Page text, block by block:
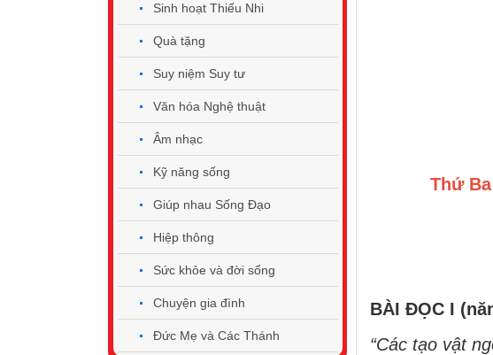
Thứ
BÀI ĐỌC I
“Các tạo vật
Sinh hoạt Thiếu Nhi
Quà tặng
Suy niệm Suy tư
Văn hóa Nghệ thuật
Âm nhạc
Kỹ năng sống
Giúp nhau Sống Đạo
Hiệp thông
Sức khỏe và đời sống
Chuyện gia đình
Đức Mẹ và Các Thánh